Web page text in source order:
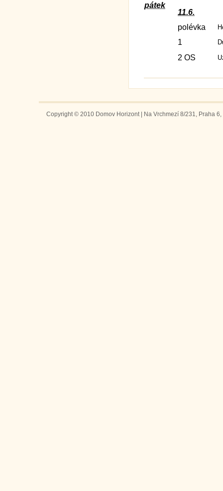
pátek
11.6.
polévka
1
2 OS
Copyright © 2010 Domov Horizont | Na Vrchmezí 8/231, Praha